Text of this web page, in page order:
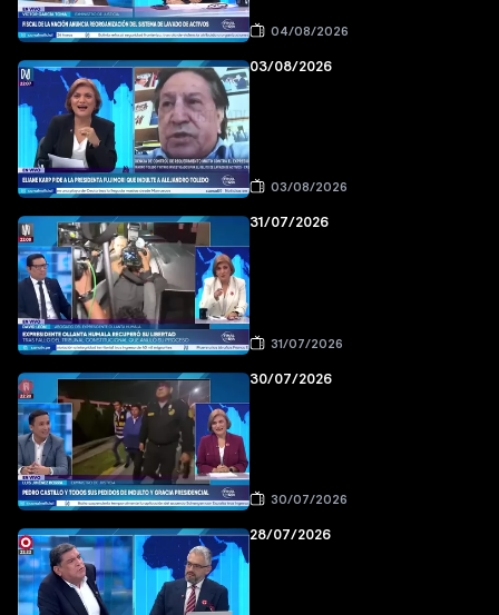
04/08/2026
03/08/2026
03/08/2026
31/07/2026
31/07/2026
30/07/2026
30/07/2026
28/07/2026